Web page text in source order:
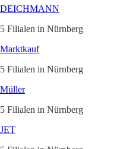
DEICHMANN
5 Filialen in Nürnberg
Marktkauf
5 Filialen in Nürnberg
Müller
5 Filialen in Nürnberg
JET